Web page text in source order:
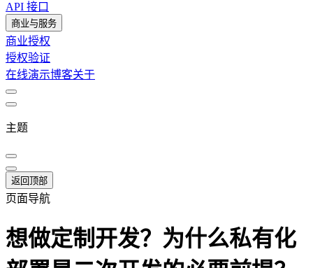
API 接口
商业与服务
商业授权
授权验证
在线演示博客关于
主题
返回顶部
页面导航
想做定制开发？为什么私有化